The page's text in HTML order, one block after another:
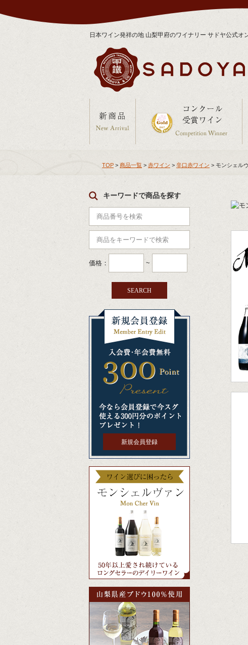
日本ワイン発祥の地 山梨甲府のワイナリー サドヤ公式オ
TOP > 商品一覧 > 赤ワイン > 辛口赤ワイン > モンシェ
キーワードで商品を探す
価格： ~
新規会員登録